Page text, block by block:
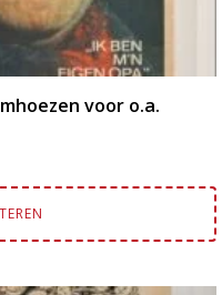
voor o.a.